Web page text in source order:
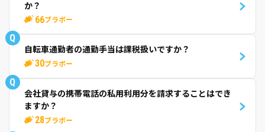
か？
66ブラボー
Q
自転車通勤者の通勤手当は課税扱いですか？
30ブラボー
Q
会社貸与の携帯電話の私用利用分を請求することはでき
ますか？
28ブラボー